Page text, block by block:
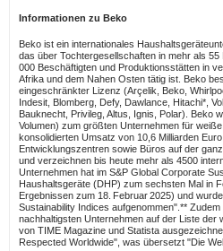
Informationen zu Beko
Beko ist ein internationales
das über Tochtergesellschaften in mehr als
000 Beschäftigten und Produktionsstätten in
Afrika und dem Nahen Osten tätig ist. Beko
eingeschränkter Lizenz (Arçelik, Beko,
Indesit, Blomberg, Defy, Dawlance, Hitachi*,
Bauknecht, Privileg, Altus, Ignis, Polar). Beko
Volumen) zum größten Unternehmen für
konsolidierten Umsatz von 10,6 Milliarden
Entwicklungszentren sowie Büros auf der
und verzeichnen bis heute mehr als 4500
Unternehmen hat im S&P Global Corporate
Haushaltsgeräte (DHP) zum sechsten Mal in
Ergebnissen zum 18. Februar 2025) und
Sustainability Indices aufgenommen".**
nachhaltigsten Unternehmen auf der Liste der
von TIME Magazine und Statista
Respected Worldwide", was übersetzt "Die